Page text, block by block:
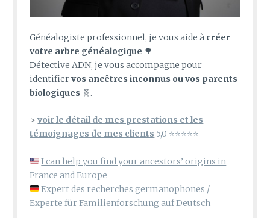
Généalogiste professionnel, je vous aide à créer
votre arbre généalogique 🌳
Détective ADN, je vous accompagne pour
identifiervos ancêtres inconnus ou vos parents
biologiques 🧬.
>voir le détail de mes prestations et les
témoignages de mes clients 5,0 ⭐⭐⭐⭐⭐
I can help you find your ancestors’ origins in
France and Europe
Expert des recherches germanophones /
Experte für Familienforschung auf Deutsch